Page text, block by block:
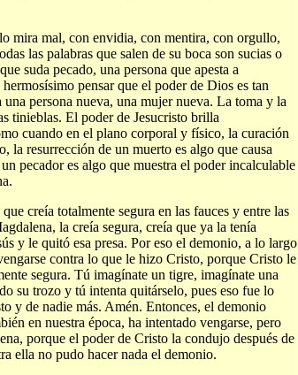
mira mal, con envidia, con mentira, con orgullo,
las palabras que salen de su boca son sucias o
suda pecado, una persona que apesta a
pensar que el poder de Dios es tan
una persona nueva, una mujer nueva. La toma y la
tinieblas. El poder de Jesucristo brilla
cuando en el plano corporal y físico, la curación
la resurrección de un muerto es algo que causa
pecador es algo que muestra el poder incalculable
creía totalmente segura en las fauces y entre las
la creía segura, creía que ya la tenía
y le quitó esa presa. Por eso el demonio, a lo largo
contra lo que le hizo Cristo, porque Cristo le
segura. Tú imagínate un tigre, imagínate una
su trozo y tú intenta quitárselo, pues eso fue lo
y de nadie más. Amén. Entonces, el demonio
en nuestra época, ha intentado vengarse, pero
porque el poder de Cristo la condujo después de
ella no pudo hacer nada el demonio.